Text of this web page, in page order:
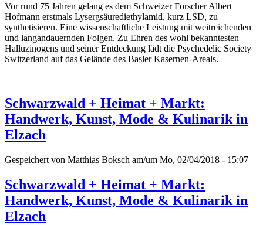
Vor rund 75 Jahren gelang es dem Schweizer Forscher Albert
Hofmann erstmals Lysergsäurediethylamid, kurz LSD, zu
synthetisieren. Eine wissenschaftliche Leistung mit weitreichenden
und langandauernden Folgen. Zu Ehren des wohl bekanntesten
Halluzinogens und seiner Entdeckung lädt die Psychedelic Society
Switzerland auf das Gelände des Basler Kasernen-Areals.
Schwarzwald + Heimat + Markt:
Handwerk, Kunst, Mode & Kulinarik in
Elzach
Gespeichert von Matthias Boksch am/um Mo, 02/04/2018 - 15:07
Schwarzwald + Heimat + Markt:
Handwerk, Kunst, Mode & Kulinarik in
Elzach